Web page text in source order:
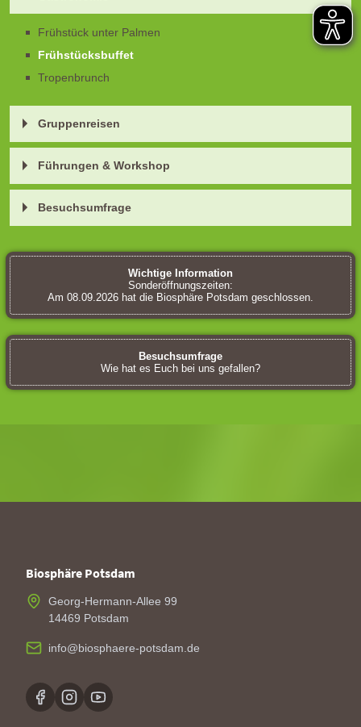
Frühstück unter Palmen
Frühstücksbuffet
Tropenbrunch
Gruppenreisen
Führungen & Workshop
Besuchsumfrage
Wichtige Information
Sonderöffnungszeiten:
Am 08.09.2026 hat die Biosphäre Potsdam geschlossen.
Besuchsumfrage
Wie hat es Euch bei uns gefallen?
Biosphäre Potsdam
Georg-Hermann-Allee 99
14469 Potsdam
info@biosphaere-potsdam.de